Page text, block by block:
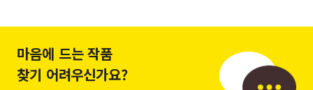
마음에 드는 작품
찾기 어려우신가요?